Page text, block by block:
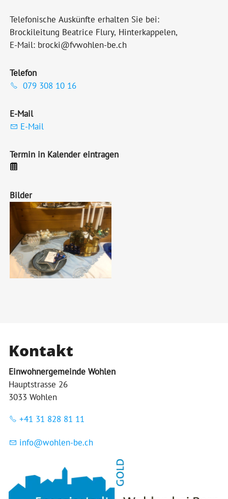
Telefonische Auskünfte erhalten Sie bei:
Brockileitung Beatrice Flury, Hinterkappelen,
E-Mail: brocki@fvwohlen-be.ch
Telefon
079 308 10 16
E-Mail
E-Mail
Termin in Kalender eintragen
Bilder
Kontakt
Einwohnergemeinde Wohlen
Hauptstrasse 26
3033 Wohlen
+41 31 828 81 11
nf w hl n-b ch